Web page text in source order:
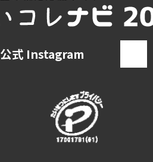
公式 Instagram